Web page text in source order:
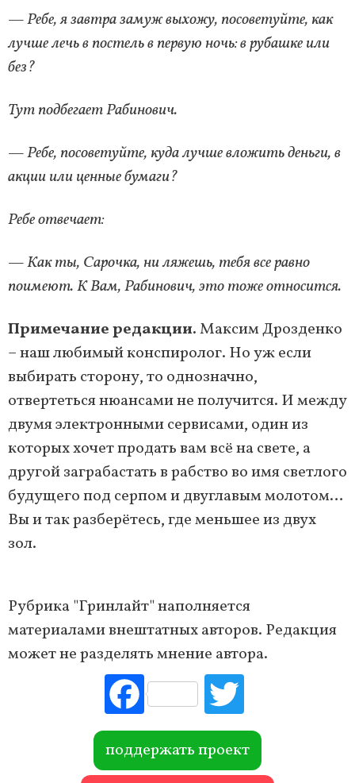
— Ребе, я завтра замуж выхожу, посоветуйте, как
лучше лечь в постель в первую ночь: в рубашке или
без?
Тут подбегает Рабинович.
— Ребе, посоветуйте, куда лучше вложить деньги, в
акции или ценные бумаги?
Ребе отвечает:
— Как ты, Сарочка, ни ляжешь, тебя все равно
поимеют. К Вам, Рабинович, это тоже относится.
Примечание редакции.Максим Дрозденко
– наш любимый конспиролог. Но уж если
выбирать сторону, то однозначно,
отвертеться нюансами не получится. И между
двумя электронными сервисами, один из
которых хочет продать вам всё на свете, а
другой заграбастать в рабство во имя светлого
будущего под серпом и двуглавым молотом…
Вы и так разберётесь, где меньшее из двух
зол.
Рубрика "Гринлайт" наполняется
материалами внештатных авторов. Редакция
может не разделять мнение автора.
Fac
ebo
ok r
поддержать проект